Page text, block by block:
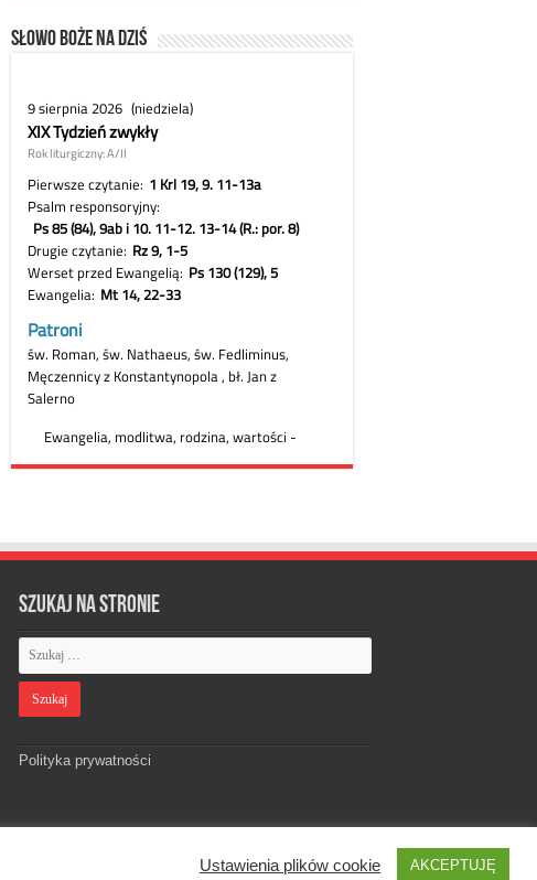
Słowo Boże na dziś
Szukaj na stronie
Polityka prywatności
Designed byWebdawid
Ustawienia plików cookie AKCEPTUJĘ